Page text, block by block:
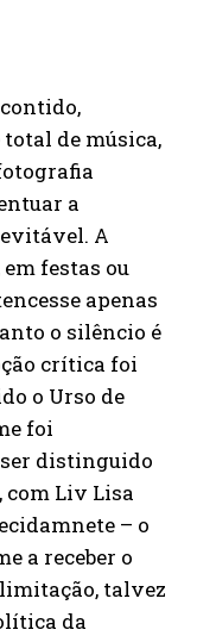
de música,
a
A
festas ou
apenas
o silêncio é
crítica foi
o Urso de
foi
distinguido
com Liv Lisa
– o
a receber o
talvez
da